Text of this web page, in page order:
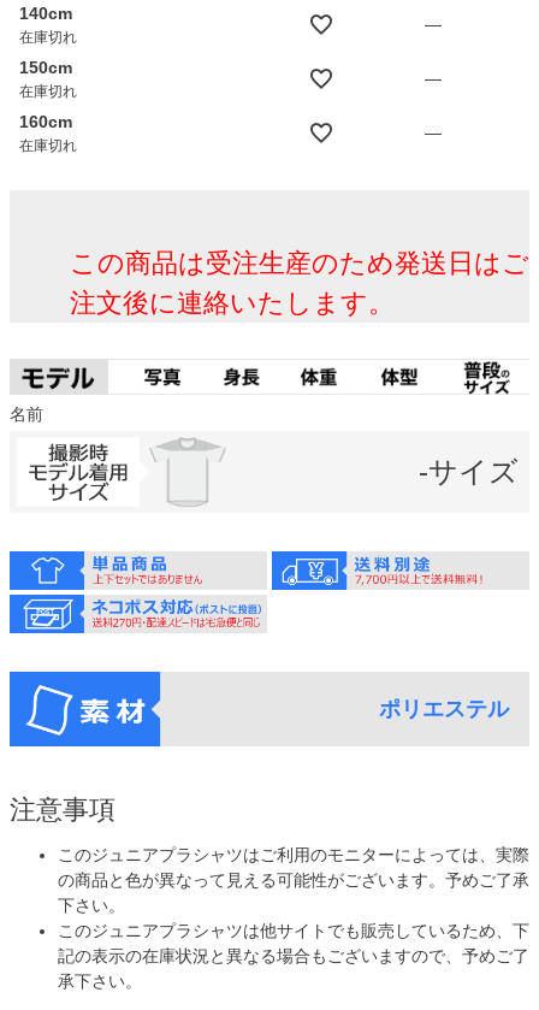
140cm
在庫切れ
—
150cm
在庫切れ
—
160cm
在庫切れ
—
この商品は受注生産のため発送日はご
注文後に連絡いたします。
名前
-サイズ
ポリエステル
注意事項
このジュニアプラシャツはご利用のモニターによっては、実際
の商品と色が異なって見える可能性がございます。予めご了承
下さい。
このジュニアプラシャツは他サイトでも販売しているため、下
記の表示の在庫状況と異なる場合もございますので、予めご了
承下さい。